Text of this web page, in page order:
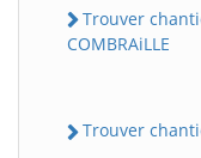
Trouver
COMBRAiLLE
Trouver